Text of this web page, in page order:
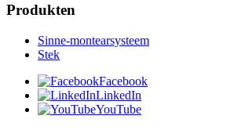
Produkten
Sinne-montearsysteem
Stek
Facebook
LinkedIn
YouTube